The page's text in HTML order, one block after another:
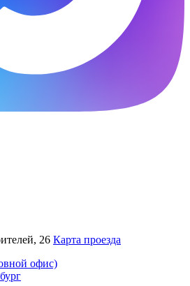
26 Карта проезда
офис)